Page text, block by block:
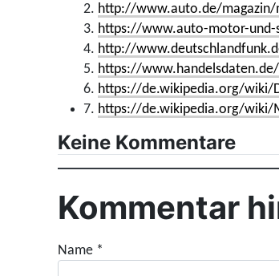
2. http://www.auto.de/magazin/
3. https://www.auto-motor-und-
4. http://
5. https://
6. https://de.wikipedia.org/wiki/
7. https://de.wikipedia.org/wiki/
Keine Kommentare
Kommentar
Name *